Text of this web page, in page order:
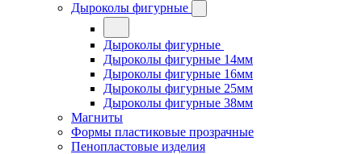
Дыроколы фигурные
Дыроколы фигурные
Дыроколы фигурные 14мм
Дыроколы фигурные 16мм
Дыроколы фигурные 25мм
Дыроколы фигурные 38мм
Магниты
Формы пластиковые прозрачные
Пенопластовые изделия